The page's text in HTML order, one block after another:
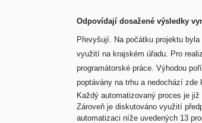
Odpovídají dosažené výsledky
Převyšují. Na počátku projektu
využití na krajském úřadu. Pro
programátorské práce. Výhodou
poptávány na trhu a nedochází zde
Každý automatizovaný proces je
Zároveň je diskutováno využití
automatizaci níže uvedených 13